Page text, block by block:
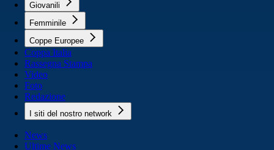
Giovanili
Femminile
Coppe Europee
Coppa Italia
Rassegna Stampa
Video
Foto
Redazione
I siti del nostro network
News
Ultime News